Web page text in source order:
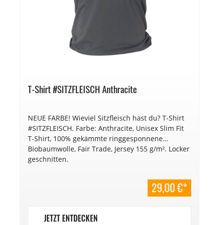
T-Shirt #SITZFLEISCH Anthracite
NEUE FARBE! Wieviel Sitzfleisch hast du? T-Shirt
#SITZFLEISCH. Farbe: Anthracite, Unisex Slim Fit
T-Shirt, 100% gekämmte ringgesponnene
Biobaumwolle, Fair Trade, Jersey 155 g/m². Locker
geschnitten.
29,00 €*
JETZT ENTDECKEN